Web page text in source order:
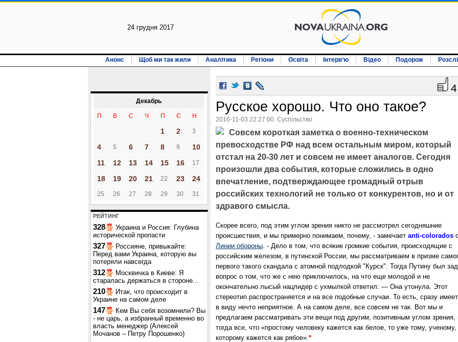
24 грудня 2017
Анонс Щоб ми так жили Аналітика Регіони Освіта Інтерв‘ю Відео Подорож
Декабрь
П В С Ч П С Н
1 2 3
4 5 6 7 8 9
10
11
12 13 14 15 16 17
18 19 20 21 22 23 24
25 26 27 28 29 30 31
РЕЙТИНГ
328
Украина и Россия: Глубина
исторической пропасти
327
Россияне, привыкайте:
Перед вами Украина, которую вы
потеряли навсегда
312
Москвичка в Киеве: Я
старалась держаться в стороне...
210
Итак, что происходит в
Украине на самом деле
147
Кем Вы себя возомнили? Вы
- не царь, а избранный временно во
власть менеджер (Алексей
Мочанов – Петру Порошенко)
4
Русское хорошо. Что оно такое?
2016-11-03 22:27:00. Суспільство
Совсем короткая заметка о военно-техническом
превосходстве РФ над всем остальным миром, который
отстал на 20-30 лет и совсем не имеет аналогов. Сегодня
произошли два события, которые сложились в одно
впечатление, подтверждающее громадный отрыв
российских технологий не только от конкурентов, но и от
здравого смысла.
Скорее всего, под этим углом зрения никто не рассмотрел сегодняшние
происшествия, и мы примерно понимаем, почему, - замечает anti-colorados с
Линии обороны. - Дело в том, что всякие громкие события, происходящие с
российским железом, в путинской России, мы рассматриваем в призме
первого такого скандала с атомной подлодкой "Курск". Тогда Путину был
вопрос о том, что же с нею приключилось, на что еще молодой и не
окончательно лысый нацлидер с ухмылкой ответил: — Она утонула. Этот
стереотип распространяется и на все подобные случаи. То есть, сразу
в виду нечто неприятное. А на самом деле, все совсем не так. Вот мы и
предлагаем рассматривать эти вещи под другим, позитивным углом зрения,
тогда все, что «простому человеку кажется как белое, то уже тому, ученому,
которому кажется как рябое».*